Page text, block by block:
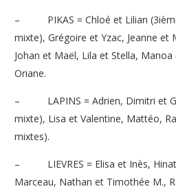
– PIKAS = Chloé et Lilian
mixte), Grégoire et Yzac, Jeanne et
Johan et Maël, Lila et Stella,
Oriane.
– LAPINS = Adrien, Dimitri et
mixte), Lisa et Valentine, Mattéo,
mixtes).
– LIEVRES = Elisa et Inès,
Marceau, Nathan et Timothée M.,